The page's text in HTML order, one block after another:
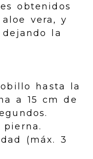
obtenidos
vera, y
la
hasta la
a 15 cm de
(máx. 3